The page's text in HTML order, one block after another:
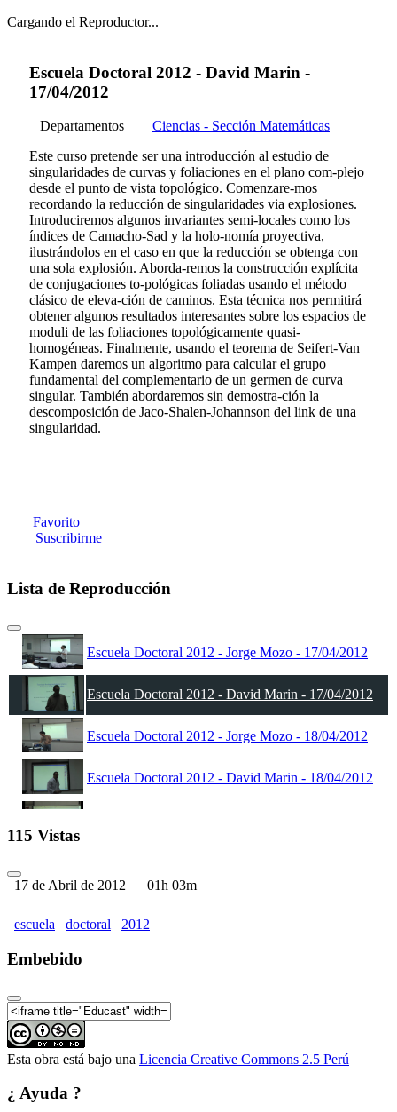
Cargando el Reproductor...
Escuela Doctoral 2012 - David Marin -
17/04/2012
Departamentos
Ciencias - Sección Matemáticas
Este curso pretende ser una introducción al estudio de
singularidades de curvas y foliaciones en el plano com-plejo
desde el punto de vista topológico. Comenzare-mos
recordando la reducción de singularidades via explosiones.
Introduciremos algunos invariantes semi-locales como los
índices de Camacho-Sad y la holo-nomía proyectiva,
ilustrándolos en el caso en que la reducción se obtenga con
una sola explosión. Aborda-remos la construcción explícita
de conjugaciones to-pológicas foliadas usando el método
clásico de eleva-ción de caminos. Esta técnica nos permitirá
obtener algunos resultados interesantes sobre los espacios de
moduli de las foliaciones topológicamente quasi-
homogéneas. Finalmente, usando el teorema de Seifert-Van
Kampen daremos un algoritmo para calcular el grupo
fundamental del complementario de un germen de curva
singular. También abordaremos sin demostra-ción la
descomposición de Jaco-Shalen-Johannson del link de una
singularidad.
Favorito
Suscribirme
Lista de Reproducción
Escuela Doctoral 2012 - Jorge Mozo - 17/04/2012
Escuela Doctoral 2012 - David Marin - 17/04/2012
Escuela Doctoral 2012 - Jorge Mozo - 18/04/2012
Escuela Doctoral 2012 - David Marin - 18/04/2012
115 Vistas
17 de Abril de 2012 01h 03m
escuela doctoral 2012
Embebido
Esta obra está bajo una Licencia Creative Commons 2.5 Perú
¿ Ayuda ?